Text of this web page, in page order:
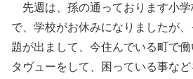
先週は、孫の通っております小
で、学校がお休みになりましたが
題が出まして、今住んでいる町で
タヴューをして、困っている事な